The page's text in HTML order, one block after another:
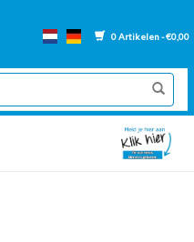
0 Artikelen - €0,00